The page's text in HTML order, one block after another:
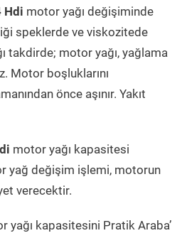
Hdi motor yağı değişiminde
speklerde ve viskozitede
takdirde; motor yağı, yağlama
Motor boşluklarını
önce aşınır. Yakıt
motor yağı kapasitesi
yağ değişim işlemi, motorun
verecektir.
yağı kapasitesini Pratik Araba’